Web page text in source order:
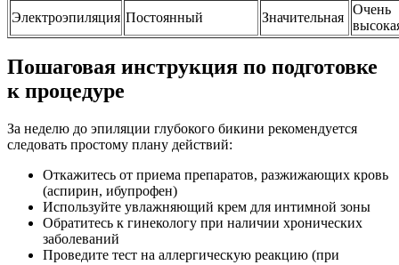
Электроэпиляция Постоянный Значительная
Очень
Пошаговая инструкция по подготовке
к процедуре
За неделю до эпиляции глубокого бикини рекомендуется
следовать простому плану действий:
Откажитесь от приема препаратов, разжижающих кровь
(аспирин, ибупрофен)
Используйте увлажняющий крем для интимной зоны
Обратитесь к гинекологу при наличии хронических
заболеваний
Проведите тест на аллергическую реакцию (при